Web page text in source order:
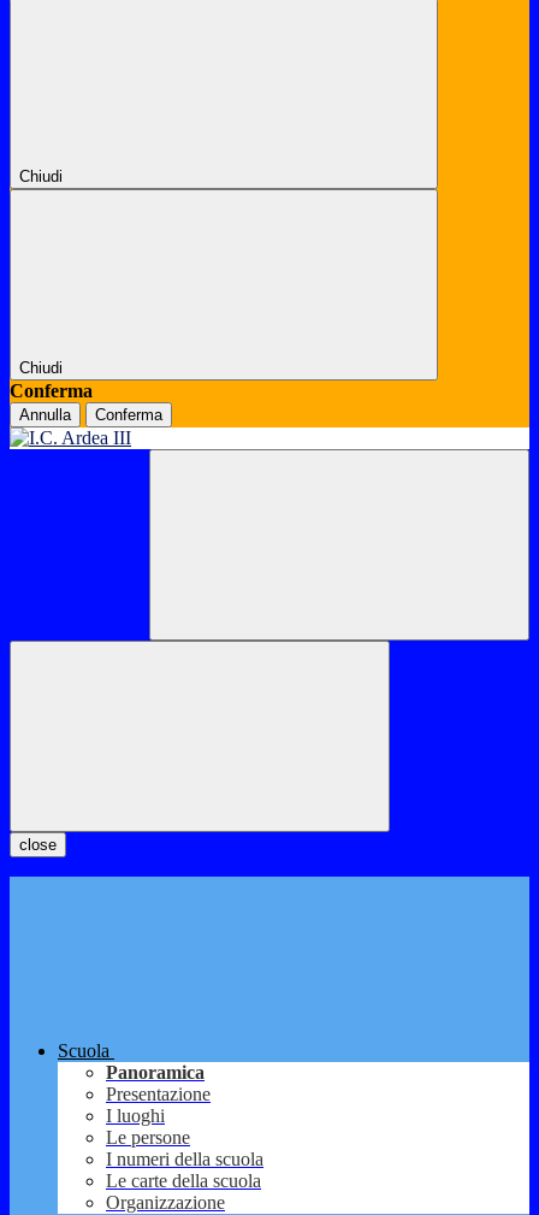
Chiudi
Chiudi
Conferma
Annulla Conferma
close
Scuola
Panoramica
Presentazione
I luoghi
Le persone
I numeri della scuola
Le carte della scuola
Organizzazione